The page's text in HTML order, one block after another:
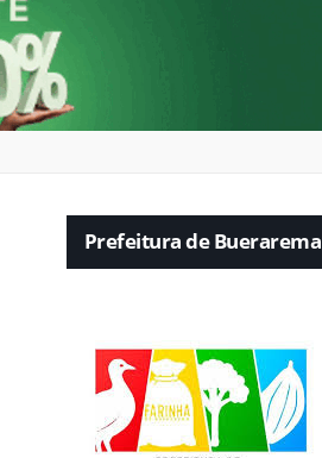
Prefeitura de Buerarema